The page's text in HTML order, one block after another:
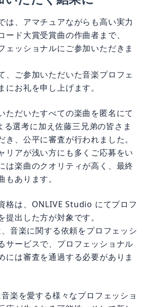
ード大賞受賞曲の作曲者まで、
ェッショナルにご参加いただきま
、ご参加いただいた音楽プロフェ
にお礼を申し上げます。
る選考に加え佐藤三兄弟の皆さま
き、公平に審査が行われました。
リアが浅い方にも多くご応募をい
は楽曲のクオリティが高く、最終
もあります。
提出した方が対象です。
音楽に関する依頼をプロフェッシ
サービスで、プロフェッショナル
には審査を通過する必要がありま
応が生まれる可能性、そして新し